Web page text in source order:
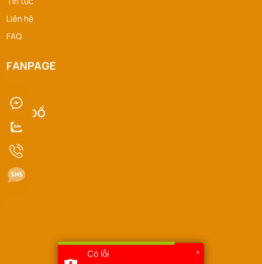
Liên hệ
FAQ
FANPAGE
BẢN ĐỒ
×
Có lỗi